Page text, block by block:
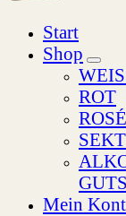
Start
Shop
WEISS
ROT
ROSÉ
Mein